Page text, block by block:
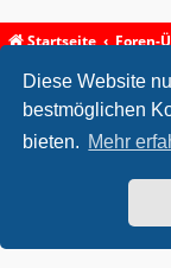
Diese Website
bestmöglichen
bieten. Mehr
Startseite Foren-
metrolike style
Powered